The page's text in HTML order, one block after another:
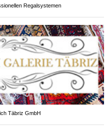
Regalsystemen
Täbriz GmbH